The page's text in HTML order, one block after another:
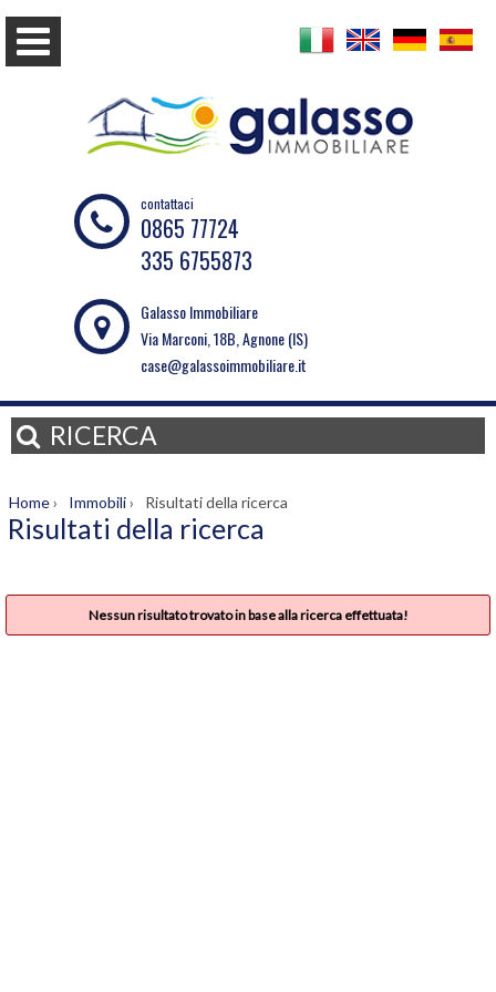
contattaci
0865 77724
335 6755873
Galasso Immobiliare
Via Marconi, 18B, Agnone (IS)
case@galassoimmobiliare.it
RICERCA
Home› Immobili› Risultati della ricerca
Risultati della ricerca
Nessun risultato trovato in base alla ricerca effettuata!